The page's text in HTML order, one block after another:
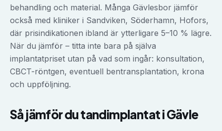
behandling och material. Många Gävlesbor jämför
också med kliniker i Sandviken, Söderhamn, Hofors,
där prisindikationen ibland är ytterligare 5–10 % lägre.
När du jämför – titta inte bara på själva
implantatpriset utan på vad som ingår: konsultation,
CBCT-röntgen, eventuell bentransplantation, krona
och uppföljning.
Så jämför dutandimplantatiGävle